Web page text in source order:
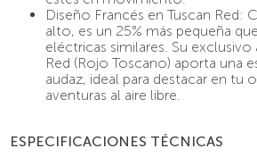
Diseño Francés en Tuscan Red:
alto, es un 25% más pequeña
eléctricas similares. Su exclusivo
Red (Rojo Toscano) aporta una
audaz, ideal para destacar en tu
aventuras al aire libre.
ESPECIFICACIONES TÉCNICAS